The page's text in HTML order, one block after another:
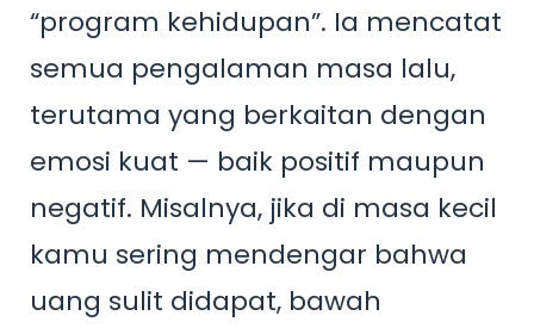
“program kehidupan”. Ia mencatat
semua pengalaman masa lalu,
terutama yang berkaitan dengan
emosi kuat — baik positif maupun
negatif. Misalnya, jika di masa kecil
kamu sering mendengar bahwa
uang sulit didapat, bawah